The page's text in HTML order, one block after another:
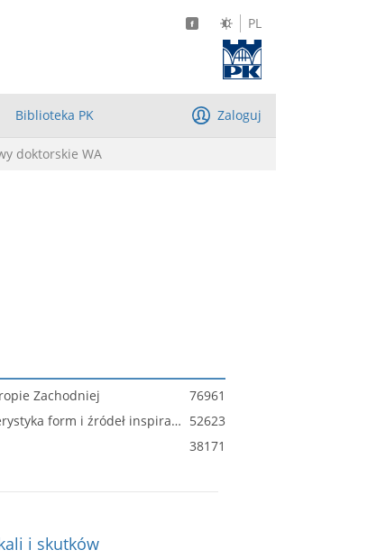
PL
Biblioteka PK Zaloguj
doktorskie WA
Zachodniej
76961
Miejska kamienica czynszowa z drugiej połowy XIX i przełomu XIX/XX wieku na przykładzie Szczecina : charakterystyka form i źródeł inspiracji z analizą możliwości adaptacyjnych : kompozycja układu urbanistycznego Szczecina [...] 52623
38171
i skutków